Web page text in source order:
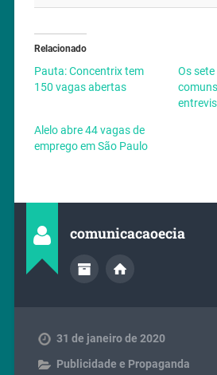
Relacionado
Pauta: Concentrix tem
150 vagas abertas
Os
Alelo abre 44 vagas de
emprego em São Paulo
comunicacaoecia
31 de janeiro de 2020
Publicidade e Propaganda